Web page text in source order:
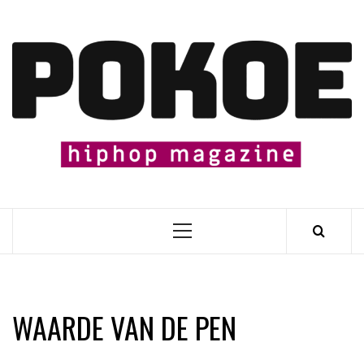
content
Primary
WAARDE VAN DE PEN